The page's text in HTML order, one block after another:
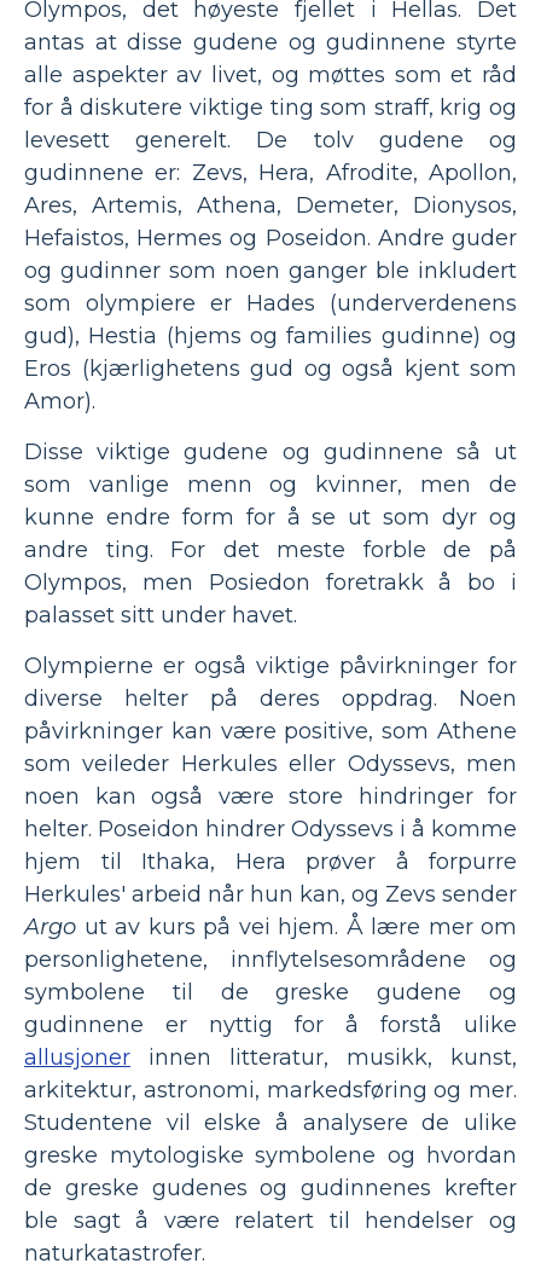
Olympos, det høyeste fjellet i Hellas. Det
antas at disse gudene og gudinnene styrte
alle aspekter av livet, og møttes som et råd
for å diskutere viktige ting som straff, krig og
levesett generelt. De tolv gudene og
gudinnene er: Zevs, Hera, Afrodite, Apollon,
Ares, Artemis, Athena, Demeter, Dionysos,
Hefaistos, Hermes og Poseidon. Andre guder
og gudinner som noen ganger ble inkludert
som olympiere er Hades (underverdenens
gud), Hestia (hjems og families gudinne) og
Eros (kjærlighetens gud og også kjent som
Amor).
Disse viktige gudene og gudinnene så ut
som vanlige menn og kvinner, men de
kunne endre form for å se ut som dyr og
andre ting. For det meste forble de på
Olympos, men Posiedon foretrakk å bo i
palasset sitt under havet.
Olympierne er også viktige påvirkninger for
diverse helter på deres oppdrag. Noen
påvirkninger kan være positive, som Athene
som veileder Herkules eller Odyssevs, men
noen kan også være store hindringer for
helter. Poseidon hindrer Odyssevs i å komme
hjem til Ithaka, Hera prøver å forpurre
Herkules' arbeid når hun kan, og Zevs sender
Argo ut av kurs på vei hjem. Å lære mer om
personlighetene, innflytelsesområdene og
symbolene til de greske gudene og
gudinnene er nyttig for å forstå ulike
allusjoner innen litteratur, musikk, kunst,
arkitektur, astronomi, markedsføring og mer.
Studentene vil elske å analysere de ulike
greske mytologiske symbolene og hvordan
de greske gudenes og gudinnenes krefter
ble sagt å være relatert til hendelser og
naturkatastrofer.